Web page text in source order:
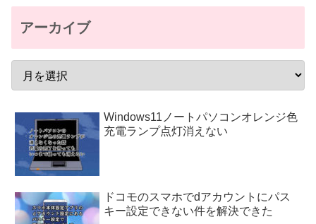
アーカイブ
Windows11ノートパソコンオレンジ色
充電ランプ点灯消えない
ドコモのスマホでdアカウントにパス
キー設定できない件を解決できた